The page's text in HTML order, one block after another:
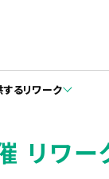
るリワーク
ワー